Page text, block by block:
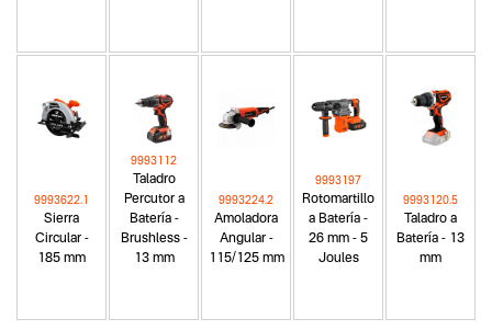
Sierra
Circular -
185 mm
9993622.1
Taladro
Percutor a
Batería -
Brushless -
13 mm
9993112
Amoladora
Angular -
115/125 mm
9993224.2
Rotomartillo
a Batería -
26 mm - 5
Joules
9993197
Taladro a
Batería - 13
mm
9993120.5